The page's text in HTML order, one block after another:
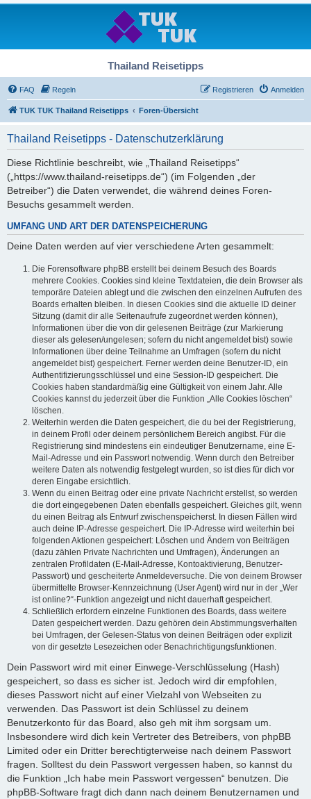
Thailand Reisetipps
FAQ Regeln Anmelden
Registrieren
TUK TUK Thailand Reisetipps Foren-Übersicht
Thailand Reisetipps - Datenschutzerklärung
Diese Richtlinie beschreibt, wie „Thailand Reisetipps“
(„https://www.thailand-reisetipps.de“) (im Folgenden „der
Betreiber“) die Daten verwendet, die während deines Foren-
Besuchs gesammelt werden.
UMFANG UND ART DER DATENSPEICHERUNG
Deine Daten werden auf vier verschiedene Arten gesammelt:
Die Forensoftware phpBB erstellt bei deinem Besuch des Boards
mehrere Cookies. Cookies sind kleine Textdateien, die dein Browser als
temporäre Dateien ablegt und die zwischen den einzelnen Aufrufen des
Boards erhalten bleiben. In diesen Cookies sind die aktuelle ID deiner
Sitzung (damit dir alle Seitenaufrufe zugeordnet werden können),
Informationen über die von dir gelesenen Beiträge (zur Markierung
dieser als gelesen/ungelesen; sofern du nicht angemeldet bist) sowie
Informationen über deine Teilnahme an Umfragen (sofern du nicht
angemeldet bist) gespeichert. Ferner werden deine Benutzer-ID, ein
Authentifizierungsschlüssel und eine Session-ID gespeichert. Die
Cookies haben standardmäßig eine Gültigkeit von einem Jahr. Alle
Cookies kannst du jederzeit über die Funktion „Alle Cookies löschen“
löschen.
Weiterhin werden die Daten gespeichert, die du bei der Registrierung,
in deinem Profil oder deinem persönlichem Bereich angibst. Für die
Registrierung sind mindestens ein eindeutiger Benutzername, eine E-
Mail-Adresse und ein Passwort notwendig. Wenn durch den Betreiber
weitere Daten als notwendig festgelegt wurden, so ist dies für dich vor
deren Eingabe ersichtlich.
Wenn du einen Beitrag oder eine private Nachricht erstellst, so werden
die dort eingegebenen Daten ebenfalls gespeichert. Gleiches gilt, wenn
du einen Beitrag als Entwurf zwischenspeicherst. In diesen Fällen wird
auch deine IP-Adresse gespeichert. Die IP-Adresse wird weiterhin bei
folgenden Aktionen gespeichert: Löschen und Ändern von Beiträgen
(dazu zählen Private Nachrichten und Umfragen), Änderungen an
zentralen Profildaten (E-Mail-Adresse, Kontoaktivierung, Benutzer-
Passwort) und gescheiterte Anmeldeversuche. Die von deinem Browser
übermittelte Browser-Kennzeichnung (User Agent) wird nur in der „Wer
ist online?“-Funktion angezeigt und nicht dauerhaft gespeichert.
Schließlich erfordern einzelne Funktionen des Boards, dass weitere
Daten gespeichert werden. Dazu gehören dein Abstimmungsverhalten
bei Umfragen, der Gelesen-Status von deinen Beiträgen oder explizit
von dir gesetzte Lesezeichen oder Benachrichtigungsfunktionen.
Dein Passwort wird mit einer Einwege-Verschlüsselung (Hash)
gespeichert, so dass es sicher ist. Jedoch wird dir empfohlen,
dieses Passwort nicht auf einer Vielzahl von Webseiten zu
verwenden. Das Passwort ist dein Schlüssel zu deinem
Benutzerkonto für das Board, also geh mit ihm sorgsam um.
Insbesondere wird dich kein Vertreter des Betreibers, von phpBB
Limited oder ein Dritter berechtigterweise nach deinem Passwort
fragen. Solltest du dein Passwort vergessen haben, so kannst du
die Funktion „Ich habe mein Passwort vergessen“ benutzen. Die
phpBB-Software fragt dich dann nach deinem Benutzernamen und